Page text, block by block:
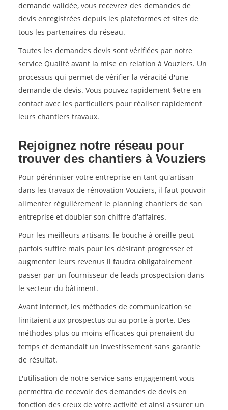
demande validée, vous recevrez des demandes de
devis enregistrées depuis les plateformes et sites de
tous les partenaires du réseau.
Toutes les demandes devis sont vérifiées par notre
service Qualité avant la mise en relation à Vouziers. Un
processus qui permet de vérifier la véracité d'une
demande de devis. Vous pouvez rapidement $etre en
contact avec les particuliers pour réaliser rapidement
leurs chantiers travaux.
Rejoignez notre réseau pour
trouver des chantiers à Vouziers
Pour pérénniser votre entreprise en tant qu'artisan
dans les travaux de rénovation Vouziers, il faut pouvoir
alimenter régulièrement le planning chantiers de son
entreprise et doubler son chiffre d'affaires.
Pour les meilleurs artisans, le bouche à oreille peut
parfois suffire mais pour les désirant progresser et
augmenter leurs revenus il faudra obligatoirement
passer par un fournisseur de leads prospectsion dans
le secteur du bâtiment.
Avant internet, les méthodes de communication se
limitaient aux prospectus ou au porte à porte. Des
méthodes plus ou moins efficaces qui prenaient du
temps et demandait un investissement sans garantie
de résultat.
L'utilisation de notre service sans engagement vous
permettra de recevoir des demandes de devis en
fonction des creux de votre activité et ainsi assurer un